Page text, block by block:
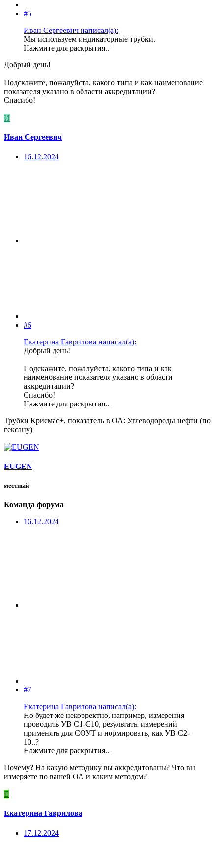
#5
Иван Сергеевич написал(а):
Мы используем индикаторные трубки.
Нажмите для раскрытия...
Добрый день!
Подскажите, пожалуйста, какого типа и как наименование
показателя указано в области аккредитации?
Спасибо!
И
Иван Сергеевич
16.12.2024
#6
Екатерина Гаврилова написал(а):
Добрый день!
Подскажите, пожалуйста, какого типа и как
наименование показателя указано в области
аккредитации?
Спасибо!
Нажмите для раскрытия...
Трубки Крисмас+, показатель в ОА: Углеводороды нефти (по
гексану)
EUGEN
местный
Команда форума
16.12.2024
#7
Екатерина Гаврилова написал(а):
Но будет же некорректно, например, измерения
проводить УВ С1-С10, результаты измерений
применять для СОУТ и нормировать, как УВ С2-
10..?
Нажмите для раскрытия...
Почему? На какую методику вы аккредитованы? Что вы
измеряете по вашей ОА и каким методом?
Е
Екатерина Гаврилова
17.12.2024